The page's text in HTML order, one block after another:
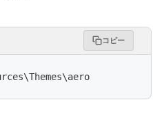
コピー